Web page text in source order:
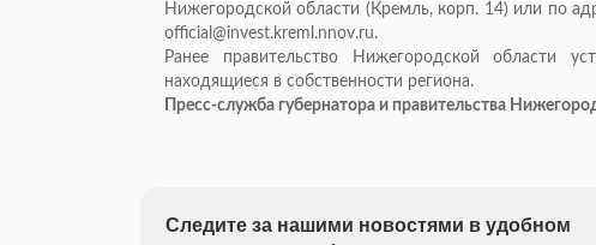
Нижегородской области (Кремль, корп. 14) или по
official@invest.kreml.nnov.ru.
Ранее правительство Нижегородской области
находящиеся в собственности региона.
Пресс-служба губернатора и правительства
Следите за нашими новостями в удобном